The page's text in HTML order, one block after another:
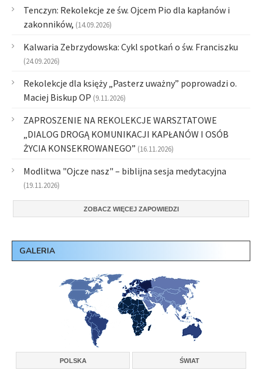
Tenczyn: Rekolekcje ze św. Ojcem Pio dla kapłanów i
zakonników, (14.09.2026)
Kalwaria Zebrzydowska: Cykl spotkań o św. Franciszku
(24.09.2026)
Rekolekcje dla księży „Pasterz uważny” poprowadzi o.
Maciej Biskup OP (9.11.2026)
ZAPROSZENIE NA REKOLEKCJE WARSZTATOWE
„DIALOG DROGĄ KOMUNIKACJI KAPŁANÓW I OSÓB
ŻYCIA KONSEKROWANEGO” (16.11.2026)
Modlitwa "Ojcze nasz" – biblijna sesja medytacyjna
(19.11.2026)
ZOBACZ WIĘCEJ ZAPOWIEDZI
GALERIA
POLSKA ŚWIAT